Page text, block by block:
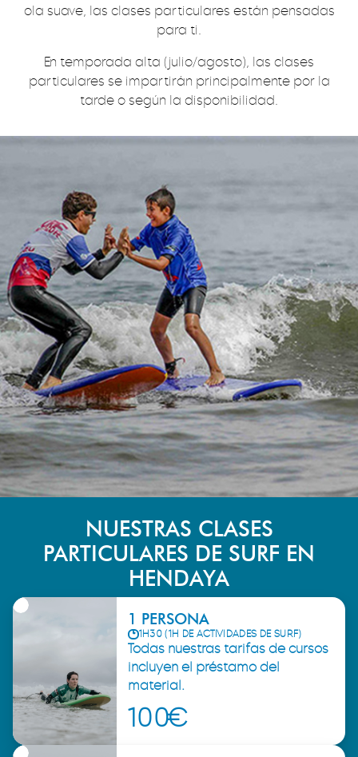
ola suave, las clases particulares están pensadas
para ti.
En temporada alta (julio/agosto), las clases
particulares se impartirán principalmente por la
tarde o según la disponibilidad.
NUESTRAS CLASES
PARTICULARES DE SURF EN
HENDAYA
1 PERSONA
1H30 (1H DE ACTIVIDADES DE SURF)
Todas nuestras tarifas de cursos
incluyen el préstamo del
material.
100€